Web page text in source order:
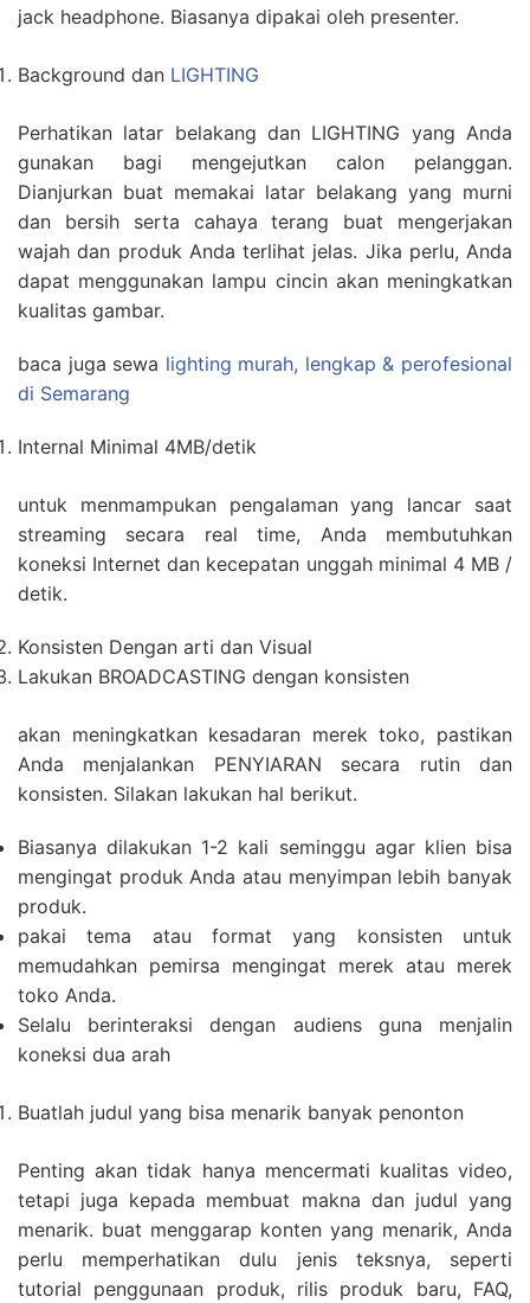
jack headphone. Biasanya dipakai oleh presenter.
Background dan LIGHTING
Perhatikan latar belakang dan LIGHTING yang Anda
gunakan bagi mengejutkan calon pelanggan.
Dianjurkan buat memakai latar belakang yang murni
dan bersih serta cahaya terang buat mengerjakan
wajah dan produk Anda terlihat jelas. Jika perlu, Anda
dapat menggunakan lampu cincin akan meningkatkan
kualitas gambar.
baca juga sewa lighting murah, lengkap & perofesional
di Semarang
Internal Minimal 4MB/detik
untuk menmampukan pengalaman yang lancar saat
streaming secara real time, Anda membutuhkan
koneksi Internet dan kecepatan unggah minimal 4 MB /
detik.
Konsisten Dengan arti dan Visual
Lakukan BROADCASTING dengan konsisten
akan meningkatkan kesadaran merek toko, pastikan
Anda menjalankan PENYIARAN secara rutin dan
konsisten. Silakan lakukan hal berikut.
Biasanya dilakukan 1-2 kali seminggu agar klien bisa
mengingat produk Anda atau menyimpan lebih banyak
produk.
pakai tema atau format yang konsisten untuk
memudahkan pemirsa mengingat merek atau merek
toko Anda.
Selalu berinteraksi dengan audiens guna menjalin
koneksi dua arah
Buatlah judul yang bisa menarik banyak penonton
Penting akan tidak hanya mencermati kualitas video,
tetapi juga kepada membuat makna dan judul yang
menarik. buat menggarap konten yang menarik, Anda
perlu memperhatikan dulu jenis teksnya, seperti
tutorial penggunaan produk, rilis produk baru, FAQ,